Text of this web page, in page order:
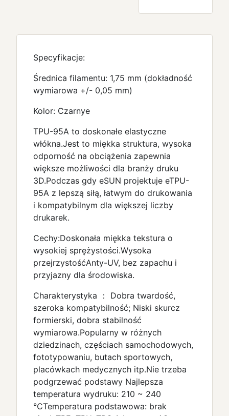
Specyfikacje:
Średnica filamentu: 1,75 mm (dokładność
wymiarowa +/- 0,05 mm)
Kolor: Czarnye
TPU-95A to doskonałe elastyczne
włókna.Jest to miękka struktura, wysoka
odporność na obciążenia zapewnia
większe możliwości dla branży druku
3D.Podczas gdy eSUN projektuje eTPU-
95A z lepszą siłą, łatwym do drukowania
i kompatybilnym dla większej liczby
drukarek.
Cechy:Doskonała miękka tekstura o
wysokiej sprężystości.Wysoka
przejrzystośćAnty-UV, bez zapachu i
przyjazny dla środowiska.
Charakterystyka ： Dobra twardość,
szeroka kompatybilność; Niski skurcz
formierski, dobra stabilność
wymiarowa.Popularny w różnych
dziedzinach, częściach samochodowych,
fototypowaniu, butach sportowych,
placówkach medycznych itp.Nie trzeba
podgrzewać podstawy Najlepsza
temperatura wydruku: 210 ~ 240
℃Temperatura podstawowa: brak